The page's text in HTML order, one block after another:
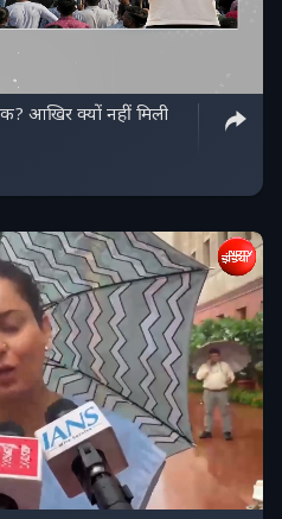
आखिर क्यों नहीं मिली